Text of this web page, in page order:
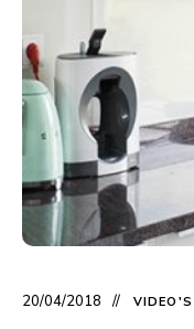
20/04/2018 VIDEO'S